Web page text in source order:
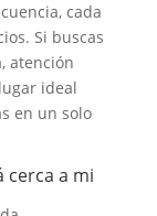
cada
Si buscas
atención
ideal
en un solo
cerca a mi